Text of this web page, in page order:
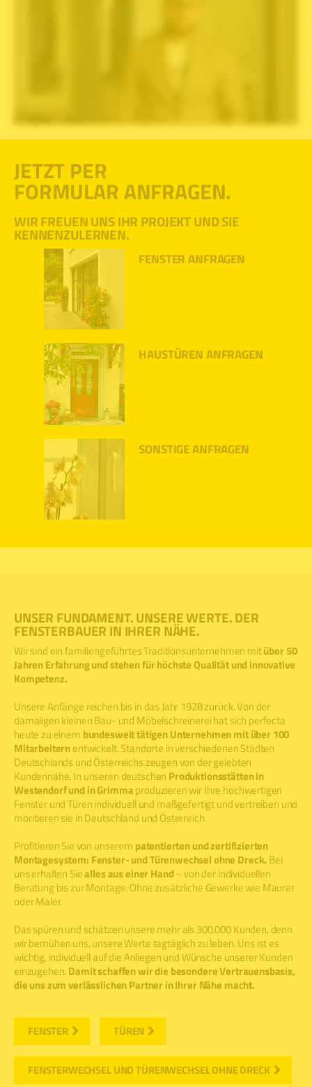
JETZT PER
FORMULAR ANFRAGEN.
WIR FREUEN UNS IHR PROJEKT UND SIE
KENNENZULERNEN.
FENSTER ANFRAGEN
HAUSTÜREN ANFRAGEN
SONSTIGE ANFRAGEN
UNSER FUNDAMENT. UNSERE WERTE. DER
FENSTERBAUER IN IHRER NÄHE.
Wir sind ein familiengeführtes Traditionsunternehmen mitüber 50
Jahren Erfahrung und stehen für höchste Qualität und innovative
Kompetenz.
Unsere Anfänge reichen bis in das Jahr 1928 zurück. Von der
damaligen kleinen Bau- und Möbelschreinerei hat sich perfecta
heute zu einem bundesweit tätigen Unternehmen mit über 100
Mitarbeiternentwickelt. Standorte in verschiedenen Städten
Deutschlands und Österreichs zeugen von der gelebten
Kundennähe. In unseren deutschen Produktionsstätten in
Westendorf und in Grimmaproduzieren wir Ihre hochwertigen
Fenster und Türen individuell und maßgefertigt und vertreiben und
montieren sie in Deutschland und Österreich.
Profitieren Sie von unserem patentierten und zertifizierten
Montagesystem: Fenster- und Türenwechsel ohne Dreck. Bei
uns erhalten Siealles aus einer Hand– von der individuellen
Beratung bis zur Montage. Ohne zusätzliche Gewerke wie Maurer
oder Maler.
Das spüren und schätzen unsere mehr als 300.000 Kunden, denn
wir bemühen uns, unsere Werte tagtäglich zu leben. Uns ist es
wichtig, individuell auf die Anliegen und Wünsche unserer Kunden
einzugehen. Damit schaffen wir die besondere Vertrauensbasis,
die uns zum verlässlichen Partner in Ihrer Nähe macht.
FENSTER TÜREN
FENSTERWECHSEL UND TÜRENWECHSEL OHNE DRECK